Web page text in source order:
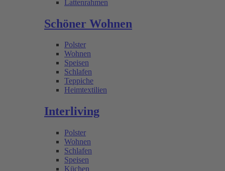
Lattenrahmen
Schöner Wohnen
Polster
Wohnen
Speisen
Schlafen
Teppiche
Heimtextilien
Interliving
Polster
Wohnen
Schlafen
Speisen
Küchen